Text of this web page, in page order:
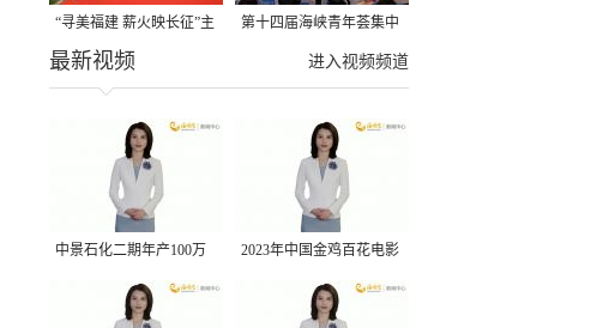
“寻美福建 薪火映长征”主
题活动在龙岩长汀启动
第十四届海峡青年荟集中
阶段活动在福州举行
进入视频频道
最新视频
中景石化二期年产100万
吨丙烷脱氢项目建成中交
2023年中国金鸡百花电影
节有福电影巡展31日启动